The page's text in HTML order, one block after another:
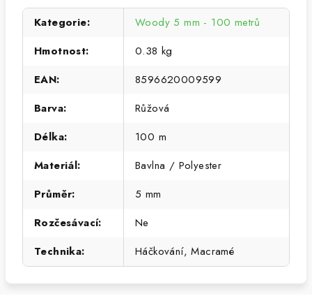
Kategorie:
Woody 5 mm - 100 metrů
Hmotnost:
0.38 kg
EAN:
8596620009599
Barva:
Růžová
Délka:
100 m
Materiál:
Bavlna / Polyester
Průměr:
5 mm
Rozčesávací:
Ne
Technika: Háčkování, Macramé